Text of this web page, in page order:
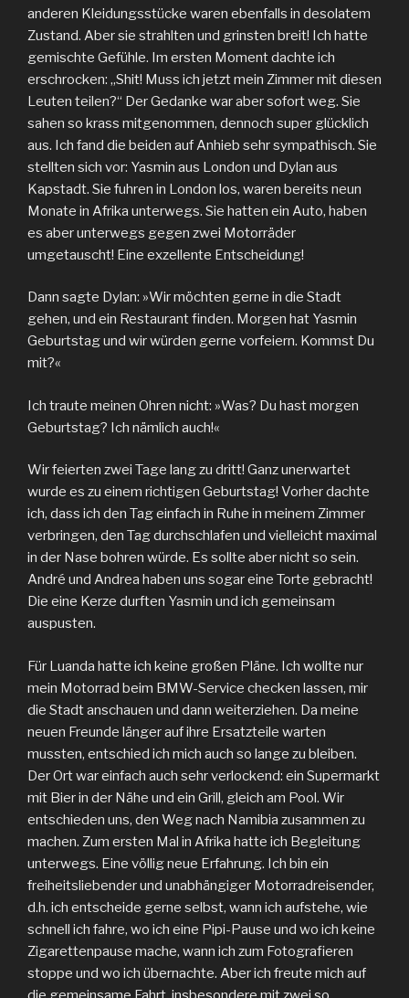
anderen Kleidungsstücke waren ebenfalls in desolatem
Zustand. Aber sie strahlten und grinsten breit! Ich hatte
gemischte Gefühle. Im ersten Moment dachte ich
erschrocken: „Shit! Muss ich jetzt mein Zimmer mit diesen
Leuten teilen?“ Der Gedanke war aber sofort weg. Sie
sahen so krass mitgenommen, dennoch super glücklich
aus. Ich fand die beiden auf Anhieb sehr sympathisch. Sie
stellten sich vor: Yasmin aus London und Dylan aus
Kapstadt. Sie fuhren in London los, waren bereits neun
Monate in Afrika unterwegs. Sie hatten ein Auto, haben
es aber unterwegs gegen zwei Motorräder
umgetauscht! Eine exzellente Entscheidung!
Dann sagte Dylan: »Wir möchten gerne in die Stadt
gehen, und ein Restaurant finden. Morgen hat Yasmin
Geburtstag und wir würden gerne vorfeiern. Kommst Du
mit?«
Ich traute meinen Ohren nicht: »Was? Du hast morgen
Geburtstag? Ich nämlich auch!«
Wir feierten zwei Tage lang zu dritt! Ganz unerwartet
wurde es zu einem richtigen Geburtstag! Vorher dachte
ich, dass ich den Tag einfach in Ruhe in meinem Zimmer
verbringen, den Tag durchschlafen und vielleicht maximal
in der Nase bohren würde. Es sollte aber nicht so sein.
André und Andrea haben uns sogar eine Torte gebracht!
Die eine Kerze durften Yasmin und ich gemeinsam
auspusten.
Für Luanda hatte ich keine großen Pläne. Ich wollte nur
mein Motorrad beim BMW-Service checken lassen, mir
die Stadt anschauen und dann weiterziehen. Da meine
neuen Freunde länger auf ihre Ersatzteile warten
mussten, entschied ich mich auch so lange zu bleiben.
Der Ort war einfach auch sehr verlockend: ein Supermarkt
mit Bier in der Nähe und ein Grill, gleich am Pool. Wir
entschieden uns, den Weg nach Namibia zusammen zu
machen. Zum ersten Mal in Afrika hatte ich Begleitung
unterwegs. Eine völlig neue Erfahrung. Ich bin ein
freiheitsliebender und unabhängiger Motorradreisender,
d.h. ich entscheide gerne selbst, wann ich aufstehe, wie
schnell ich fahre, wo ich eine Pipi-Pause und wo ich keine
Zigarettenpause mache, wann ich zum Fotografieren
stoppe und wo ich übernachte. Aber ich freute mich auf